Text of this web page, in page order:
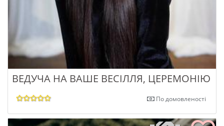
ВЕДУЧА НА ВАШЕ ВЕСІЛЛЯ, ЦЕРЕМОНІЮ
По домовленості